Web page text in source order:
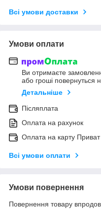
Всі умови доставки
Умови оплати
Ви отримаєте
або гроші повернуться
Детальніше
Післяплата
Оплата на рахунок
Оплата на карту
Всі умови оплати
Умови повернення
Повернення товару